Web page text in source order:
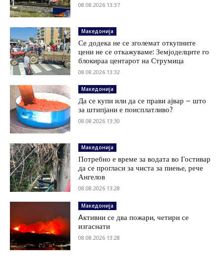
08.08.2026 13:37
Македонија
Се додека не се зголемат откупните
цени не се откажуваме: Земјоделците го
блокираа центарот на Струмица
08.08.2026 13:32
Македонија
Да се купи или да се прави ајвар – што
за штипјани е поисплатливо?
08.08.2026 13:30
Македонија
Потребно е време за водата во Гостивар
да се прогласи за чиста за пиење, рече
Ангелов
08.08.2026 13:28
Македонија
Aктивни се два пожари, четири се
изгаснати
08.08.2026 13:28